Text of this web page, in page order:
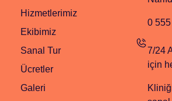
Hizmetlerimiz
Ekibimiz
Sanal Tur
Ücretler
Galeri
0
7/24
için